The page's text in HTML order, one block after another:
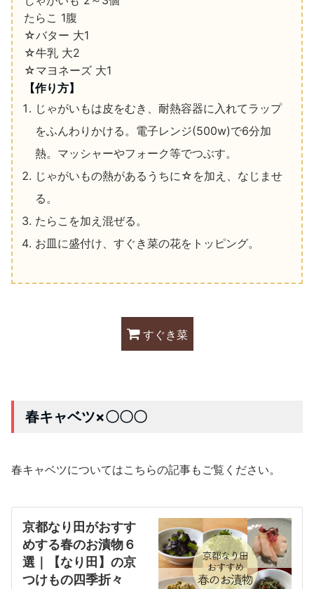
たらこ 1腹
☆バター 大1
☆牛乳 大2
☆マヨネーズ 大1
【作り方】
じゃがいもは皮をむき、耐熱容器に入れてラップ
をふんわりかける。 電子レンジ(500w)で6分加
熱。マッシャーやフォーク等でつぶす。
じゃがいもの熱があるうちに☆を加え、なじませ
る。
たらこを加え混ぜる。
お皿に盛付け、すぐき菜の花をトッピング。
すぐき菜
春キャベツ×〇〇〇
春キャベツについてはこちらの記事もご覧ください。
京都なり田がおすす
めする春のお漬物６
選｜【なり田】の京
つけもの四季折々